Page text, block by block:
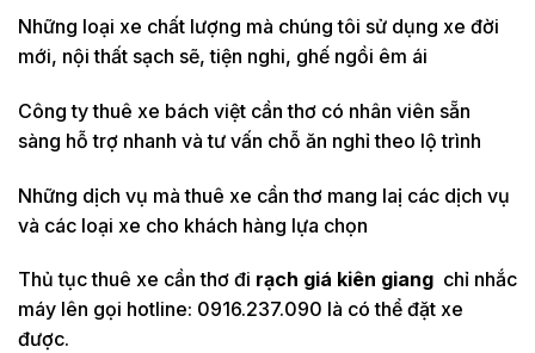
Những loại xe chất lượng mà chúng tôi sử dụng xe đời
mới, nội thất sạch sẽ, tiện nghi, ghế ngồi êm ái
Công ty thuê xe bách việt cần thơ có nhân viên sẵn
sàng hỗ trợ nhanh và tư vấn chỗ ăn nghỉ theo lộ trình
Những dịch vụ mà thuê xe cần thơ mang laị các dịch vụ
và các loại xe cho khách hàng lựa chọn
Thủ tục thuê xe cần thơ đi rạch giá kiên giang chỉ nhắc
máy lên gọi hotline: 0916.237.090 là có thể đặt xe
được.